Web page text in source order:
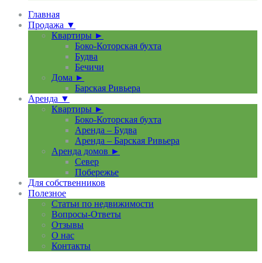
Главная
Продажа ▼
Квартиры ►
Боко-Которская бухта
Будва
Бечичи
Дома ►
Барская Ривьера
Аренда ▼
Квартиры ►
Боко-Которская бухта
Аренда – Будва
Аренда – Барская Ривьера
Аренда домов ►
Север
Побережье
Для собственников
Полезное
Статьи по недвижимости
Вопросы-Ответы
Отзывы
О нас
Контакты